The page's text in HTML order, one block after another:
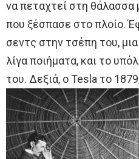
να πεταχτεί στη θάλασσα
που ξέσπασε στο πλοίο.
σεντς στην τσέπη του,
λίγα ποιήματα, και το
του. Δεξιά, ο Tesla το